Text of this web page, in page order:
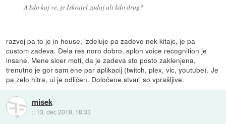
A kdo kaj ve, je Iskratel zadaj ali kdo drug?
razvoj pa to je in house, izdeluje pa zadevo nek kitajc, je pa
custom zadeva. Dela res noro dobro, sploh voice recognition je
insane. Mene sicer moti, da je zadeva sto posto zaklenjena,
trenutno je gor sam ene par aplikacij (twitch, plex, vlc, youtube). Je
pa zelo hitra, ui je odličen. Določene stvari so vprašljive.
misek
:: 13. dec 2018, 18:33